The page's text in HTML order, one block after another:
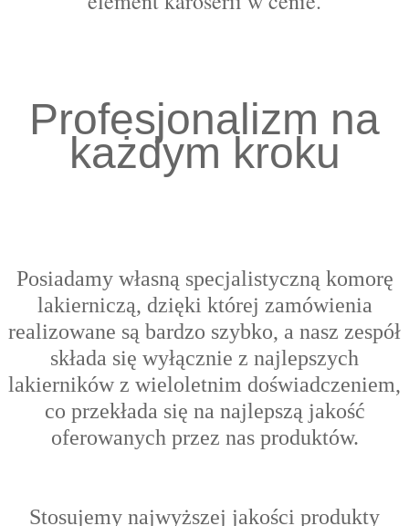
Profesjonalizm na
każdym kroku
Posiadamy własną specjalistyczną komorę
lakierniczą, dzięki której zamówienia
realizowane są bardzo szybko, a nasz zespół
składa się wyłącznie z najlepszych
lakierników z wieloletnim doświadczeniem,
co przekłada się na najlepszą jakość
oferowanych przez nas produktów.
Stosujemy najwyższej jakości produkty